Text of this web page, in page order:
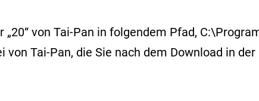
von Tai-Pan in folgendem Pfad,
Tai-Pan, die Sie nach dem Download in der